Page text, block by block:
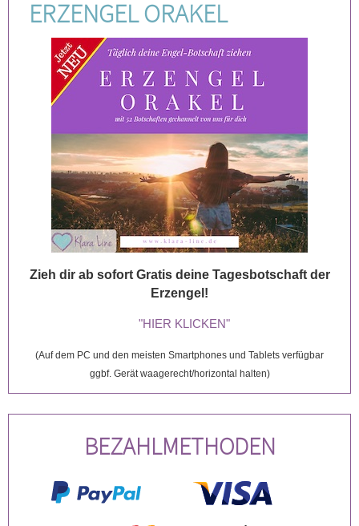
ERZENGEL ORAKEL
Zieh dir ab sofort Gratis deine Tagesbotschaft der
Erzengel!
"HIER KLICKEN"
(Auf dem PC und den meisten Smartphones und Tablets verfügbar
ggbf. Gerät waagerecht/horizontal halten)
BEZAHLMETHODEN